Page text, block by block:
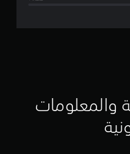
ت
ي
والمعلومات